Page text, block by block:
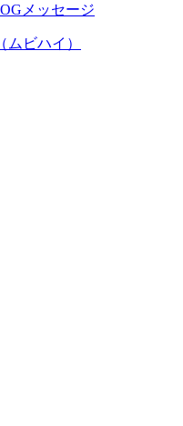
メッセージ
ビハイ）